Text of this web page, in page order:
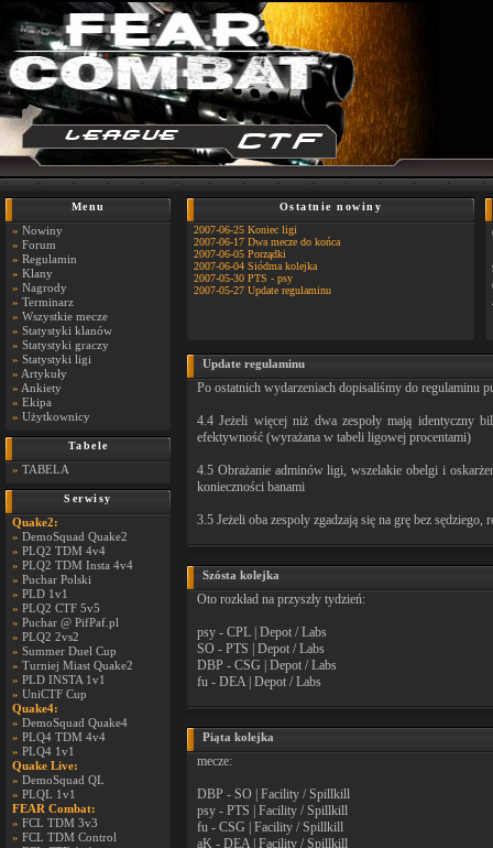
Menu
» Nowiny
» Forum
» Regulamin
» Klany
» Nagrody
» Terminarz
» Wszystkie mecze
» Statystyki klanów
» Statystyki graczy
» Statystyki ligi
» Artykuły
» Ankiety
» Ekipa
» Użytkownicy
Tabele
» TABELA
Serwisy
Quake2:
» DemoSquad Quake2
» PLQ2 TDM 4v4
» PLQ2 TDM Insta 4v4
» Puchar Polski
» PLD 1v1
» PLQ2 CTF 5v5
» Puchar @ PifPaf.pl
» PLQ2 2vs2
» Summer Duel Cup
» Turniej Miast Quake2
» PLD INSTA 1v1
» UniCTF Cup
Quake4:
» DemoSquad Quake4
» PLQ4 TDM 4v4
» PLQ4 1v1
Quake Live:
» DemoSquad QL
» PLQL 1v1
FEAR Combat:
» FCL TDM 3v3
» FCL TDM Control
Ostatnie nowiny
2007-06-25 Koniec ligi
2007-06-17 Dwa mecze do końca
2007-06-05 Porządki
2007-06-04 Siódma kolejka
2007-05-30 PTS - psy
2007-05-27 Update regulaminu
Update regulaminu
Po ostatnich wydarzeniach dopisaliśmy do regulaminu
4.4 Jeżeli więcej niż dwa zespoły mają identyczny
efektywność (wyrażana w tabeli ligowej procentami)
4.5 Obrażanie adminów ligi, wszelakie obelgi i
konieczności banami
3.5 Jeżeli oba zespoly zgadzają się na grę bez sędziego,
Szósta kolejka
Oto rozkład na przyszły tydzień:
psy - CPL | Depot / Labs
SO - PTS | Depot / Labs
DBP - CSG | Depot / Labs
fu - DEA | Depot / Labs
Piąta kolejka
mecze:
DBP - SO | Facility / Spillkill
psy - PTS | Facility / Spillkill
fu - CSG | Facility / Spillkill
aK - DEA | Facility / Spillkill